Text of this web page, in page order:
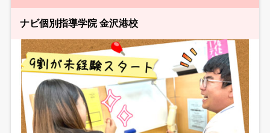
ナビ個別指導学院 金沢港校